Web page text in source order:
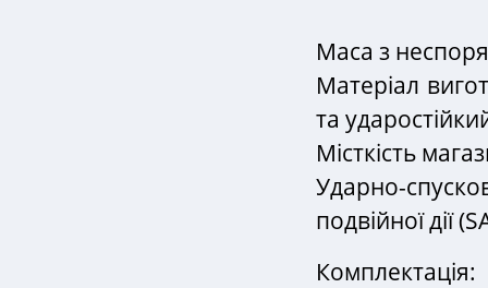
Маса з
Матеріал
та
Місткість
Ударно-
подвійної дії